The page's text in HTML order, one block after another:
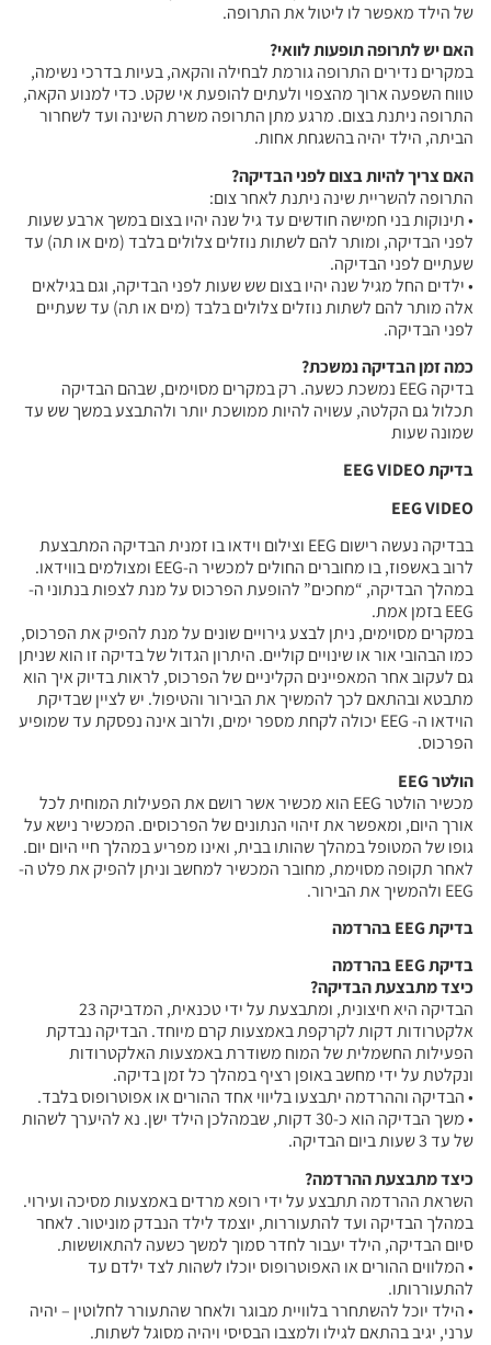
של הילד מאפשר לו ליטול את התרופה.
האם יש לתרופה תופעות לוואי?
במקרים נדירים התרופה גורמת לבחילה והקאה, בעיות בדרכי נשימה,
טווח השפעה ארוך מהצפוי ולעתים להופעת אי שקט. כדי למנוע הקאה,
התרופה ניתנת בצום. מרגע מתן התרופה משרת השינה ועד לשחרור
הביתה, הילד יהיה בהשגחת אחות.
האם צריך להיות בצום לפני הבדיקה?
התרופה להשריית שינה ניתנת לאחר צום:
• תינוקות בני חמישה חודשים עד גיל שנה יהיו בצום במשך ארבע שעות
לפני הבדיקה, ומותר להם לשתות נוזלים צלולים בלבד (מים או תה) עד
שעתיים לפני הבדיקה.
• ילדים החל מגיל שנה יהיו בצום שש שעות לפני הבדיקה, וגם בגילאים
אלה מותר להם לשתות נוזלים צלולים בלבד (מים או תה) עד שעתיים
לפני הבדיקה.
כמה זמן הבדיקה נמשכת?
בדיקה EEG נמשכת כשעה. רק במקרים מסוימים, שבהם הבדיקה
תכלול גם הקלטה, עשויה להיות ממושכת יותר ולהתבצע במשך שש עד
שמונה שעות
בדיקת EEG VIDEO
EEG VIDEO
בבדיקה נעשה רישום EEG וצילום וידאו בו זמנית הבדיקה המתבצעת
לרוב באשפוז, בו מחוברים החולים למכשיר ה-EEG ומצולמים בווידאו.
במהלך הבדיקה, “מחכים” להופעת הפרכוס על מנת לצפות בנתוני ה-
EEG בזמן אמת.
במקרים מסוימים, ניתן לבצע גירויים שונים על מנת להפיק את הפרכוס,
כמו הבהובי אור או שינויים קוליים. היתרון הגדול של בדיקה זו הוא שניתן
גם לעקוב אחר המאפיינים הקליניים של הפרכוס, לראות בדיוק איך הוא
מתבטא ובהתאם לכך להמשיך את הבירור והטיפול. יש לציין שבדיקת
הוידאו ה- EEG יכולה לקחת מספר ימים, ולרוב אינה נפסקת עד שמופיע
הפרכוס.
הולטר EEG
מכשיר הולטר EEG הוא מכשיר אשר רושם את הפעילות המוחית לכל
אורך היום, ומאפשר את זיהוי הנתונים של הפרכוסים. המכשיר נישא על
גופו של המטופל במהלך שהותו בבית, ואינו מפריע במהלך חיי היום יום.
לאחר תקופה מסוימת, מחובר המכשיר למחשב וניתן להפיק את פלט ה-
EEG ולהמשיך את הבירור.
בדיקת EEG בהרדמה
בדיקת EEG בהרדמה
כיצד מתבצעת הבדיקה?
הבדיקה היא חיצונית, ומתבצעת על ידי טכנאית, המדביקה 23
אלקטרודות דקות לקרקפת באמצעות קרם מיוחד. הבדיקה נבדקת
הפעילות החשמלית של המוח משודרת באמצעות האלקטרודות
ונקלטת על ידי מחשב באופן רציף במהלך כל זמן בדיקה.
• הבדיקה וההרדמה יתבצעו בליווי אחד ההורים או אפוטרופוס בלבד.
• משך הבדיקה הוא כ-30 דקות, שבמהלכן הילד ישן. נא להיערך לשהות
של עד 3 שעות ביום הבדיקה.
כיצד מתבצעת ההרדמה?
השראת ההרדמה תתבצע על ידי רופא מרדים באמצעות מסיכה ועירוי.
במהלך הבדיקה ועד להתעוררות, יוצמד לילד הנבדק מוניטור. לאחר
סיום הבדיקה, הילד יעבור לחדר סמוך למשך כשעה להתאוששות.
• המלווים ההורים או האפוטרופוס יוכלו לשהות לצד ילדם עד
להתעוררותו.
• הילד יוכל להשתחרר בלוויית מבוגר ולאחר שהתעורר לחלוטין – יהיה
ערני, יגיב בהתאם לגילו ולמצבו הבסיסי ויהיה מסוגל לשתות.